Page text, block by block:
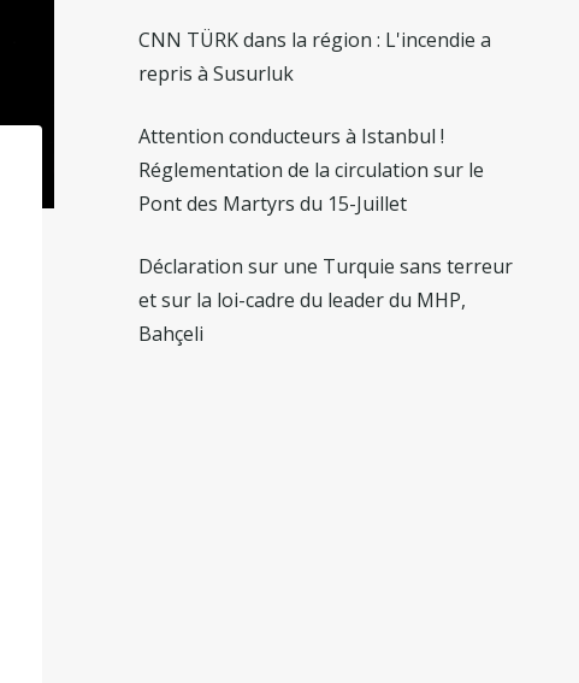
CNN TÜRK dans la région : L'incendie a
repris à Susurluk
Attention conducteurs à Istanbul !
Réglementation de la circulation sur le
Pont des Martyrs du 15-Juillet
Déclaration sur une Turquie sans terreur
et sur la loi-cadre du leader du MHP,
Bahçeli